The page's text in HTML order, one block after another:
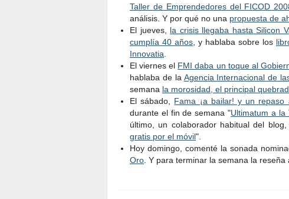
Taller de Emprendedores del FICOD
análisis. Y por qué no una propuesta de
El jueves, la crisis llegaba hasta Silicon
cumplía 40 años , y hablaba sobre los
Innovatia
El viernes el FMI daba un toque al
hablaba de la Agencia Internacional de
semana la morosidad, el principal
El sábado, Fama ¡a bailar! y un
durante el fin de semana "Ultimatum a la
último, un colaborador habitual del
gratis por el móvil".
Hoy domingo, comenté la sonada
Oro . Y para terminar la semana la reseña